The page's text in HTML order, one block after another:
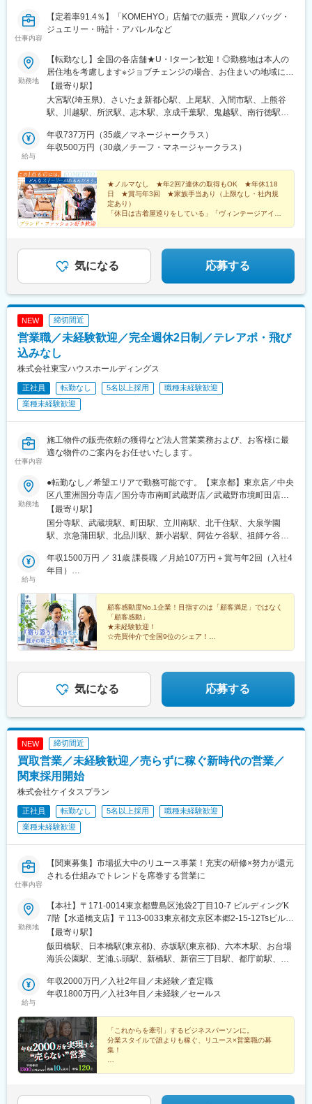
駅、大神宮下駅、勝田台駅、本八幡駅(都営線)、みなとみらい駅、
川崎駅、築地駅、小伝馬町駅、御徒町駅、荒川二丁目駅、御茶ノ
駅、都電雑司ケ谷駅、代官山駅、田町駅(東京都)、御嶽山駅、蒲田
駅、大崎駅、溜池山王駅、立川駅、府中競馬正門前駅、八王子
駅、京王多摩センター駅、東福生駅、京成関屋駅、あおば通駅、
岩村田駅、東静岡駅、第一通り駅、岩塚駅、志賀本通駅、東別院
駅、栄町駅(愛知県)、半田駅、名古屋駅、駅前駅、名鉄一宮駅、小
牧口駅、西枇杷島駅、膳所駅、三宮・花時計前駅、山陽姫路駅、
大阪城北詰駅、大雲寺前駅、高松築港駅、高知駅、西辛島町駅、
船橋駅、京成八幡駅、横浜駅、東銀座駅、神田駅(東京都)、上野御
徒町駅、三河島駅、水道橋駅、豊島園駅(西武線)、栄町駅(東京
立川南駅、府中本町駅、小田急多摩センター駅、牛浜駅、北千住
駅、五橋駅、古庄駅、新浜松駅、黄金駅(愛知県)、矢場町駅、近鉄
名古屋駅、新川駅(愛知県)、西一宮駅、京阪膳所駅、神戸三宮駅
(阪神)、姫路駅、大阪城公園駅、東中央町駅、高知橋駅、河原町駅
(熊本県)
仕事内容
【定着率91.4％】「KOMEHYO」店舗での販売・買取／バッグ・
ジュエリー・時計・アパレルなど
勤務地
【転勤なし】全国の各店舗★U・Iターン歓迎！◎勤務地は本人の
居住地を考慮します※ジョブチェンジの場合、お住まいの地域によ
っては職種が限られる場合がございます＜大型店＞■関東エリア／
東京■中部エリア／愛知■関西エリア／大阪＜買取専門店＞■関東
エリア／埼玉、千葉、東京、神奈川■中部エリア／岐阜、愛知、三
ア／沖縄【※入社後、以下のいずれかで研修を行います】名古屋本
店／名駅店／KOMEHYO SHINJUKU／KOMEHYO 梅田店★勤務
す』ページをご確認ください。★広島配属の方、沖縄の方は大阪
で研修を実施します。研修期間中は、2カ月間滞在いただけるマン
スリーマンションをご用意しています。＝＝＝＝＝＝＝＝＝＝
＝“転勤あり”も選択可能！＝＝＝＝＝＝＝＝＝＝＝ご経験やスキル
に応じて、転居を伴う転勤ありを選択することも可能。転勤可能
【最寄り駅】
大宮駅(埼玉県)、さいたま新都心駅、上尾駅、入間市駅、上熊谷
駅、川越駅、所沢駅、志木駅、京成千葉駅、鬼越駅、南行徳駅、
銀座駅、日本橋駅(東京都)、白金高輪駅、表参道駅、新橋駅、六本
木駅、麻布十番駅、新宿駅(東京メトロ)、新宿三丁目駅、新宿駅、
大森駅(東京都)、蒲田駅、田園調布駅、経堂駅、千歳烏山駅、成城
学園前駅、駒沢大学駅、二子玉川駅、渋谷駅、広尾駅、恵比寿
駅、池袋駅、立川北駅、立川駅、吉祥寺駅、仙川駅、町田駅、国
分寺駅、ひばりケ丘駅(東京都)、府中駅(東京都)、北千住駅、国際
展示場駅、町屋駅前駅、上野広小路駅、上野駅、赤羽駅、荻窪
汐入駅、たまプラーザ駅、上大岡駅、センター北駅、武蔵溝ノ口
駅、川崎駅、藤沢駅、辻堂駅、大船駅、名鉄名古屋駅、大須観音
山駅、金山駅(愛知県)、藤が丘駅(愛知県)、春田駅、八事駅、勝川
駅、尾張一宮駅、稲沢駅、安城駅、豊橋駅、杁ケ池公園駅、米野
木駅、新豊田駅、西尾駅、逢妻駅、柳生橋駅、八幡駅(愛知県)、江
南駅(愛知県)、玉野駅、自由ケ丘駅(愛知県)、緒川駅、高蔵寺駅、
東岡崎駅、小牧駅、津新町駅、近鉄四日市駅、播磨駅、大垣駅、
(南海線)、大阪難波駅、心斎橋駅、北浜駅(大阪府)、東梅田駅、南
森町駅、京橋駅(大阪府)、守口市駅、千里中央駅(北大阪急行)、茨
(阪神)、六甲道駅、摂津本山駅、川西能勢口駅、伊丹駅(福知山
線)、園田駅、京都河原町駅、京阪山科駅、大阪梅田駅(阪急線)、
島駅、県庁前駅(沖縄県)、北与野駅、本川越駅、千葉駅、本八幡駅
(総武線)、東銀座駅、三越前駅、汐留駅、乃木坂駅、鮫洲駅、西小
山駅、奥沢駅、大森海岸駅、蓮沼駅、多摩川駅、宮の坂駅、芦花
公園駅、神泉駅、代官山駅、明治神宮前駅、東池袋駅、井の頭公
園駅、府中競馬正門前駅、有明駅(東京都)、町屋駅(東京メトロ)、
上野御徒町駅、京成上野駅、赤羽岩淵駅、平沼橋駅、神奈川駅、
新高島駅、横須賀駅、桜木町駅、溝の口駅、京急川崎駅、富士見
町駅(神奈川県)、近鉄名古屋駅、矢場町駅、丸の内駅(愛知県)、栄
町駅(愛知県)、千種駅、熱田駅、栄生駅、上小田井駅、池下駅、尾
宮駅、あすなろう四日市駅、名鉄岐阜駅、なんば駅(地下鉄)、長堀
橋駅、なにわ橋駅、北新地駅、大阪天満宮駅、大阪ビジネスパー
ク駅、守口駅、千里中央駅(大阪モノレール)、宮之阪駅、高槻市
駅、神戸三宮駅(阪急・神戸高速)、山陽姫路駅、明石駅、新在家
駅、岡本駅(兵庫県)、川西池田駅、祇園四条駅、山科駅、天王寺駅
駅、栄町駅(千葉県)、宝町駅(東京都)、東京駅、茅場町駅、内幸町
駅、六本木一丁目駅、九品仏駅、都電雑司ケ谷駅、立川南駅、府
中本町駅、有明テニスの森駅、町屋駅(京成線)、御徒町駅、志茂
駅、高島町駅、馬車道駅、高津駅(神奈川県)、名古屋駅、久屋大通
駅、駅前駅、淀屋橋駅、大阪城北詰駅、旧居留地・大丸前駅、人
丸前駅、三宮駅(神戸新交通)、六甲駅、烏丸駅、四宮駅、大阪駅、
阿倍野駅(地下鉄)、銀山町駅、美栄橋駅
給与
年収737万円（35歳／マネージャークラス）
年収500万円（30歳／チーフ・マネージャークラス）
★ノルマなし ★年2回7連休の取得もOK ★年休118
日 ★賞与年3回 ★家族手当あり（上限なし・社内規
定あり）
「休日は古着屋巡りをしている」「ヴィンテージアイテ
気になる 応募する
NEW 締切間近
営業職／未経験歓迎／完全週休2日制／テレアポ・飛び
込みなし
株式会社東宝ハウスホールディングス
正社員 転勤なし 5名以上採用
職種未経験歓迎
業種未経験歓迎
仕事内容
施工物件の販売依頼の獲得など法人営業業務および、お客様に最
適な物件のご案内をお任せいたします。
勤務地
●転勤なし／希望エリアで勤務可能です。【東京都】東京店／中央
区八重洲国分寺店／国分寺市南町武蔵野店／武蔵野市境町田店／
町田市森野立川店／立川市錦町城東店／足立区千住中居町練馬店
／練馬区東大泉大田東京店／大田区南蒲田品川店／品川区北品川
新小岩店／葛飾区新小岩杉並店／杉並区阿佐谷南世田谷店／世田
県】新都心店／大宮区吉敷町浦和店／浦和区岸町川口店／川口市
飯塚【神奈川県】株式会社東宝ハウス新横浜／横浜市港北区新横
店／藤沢市鵠沼石上溝の口店／川崎市高津区溝口横浜戸塚店／横
浜市戸塚区上倉田町逗子・葉山リゾート／逗子市逗子【千葉県】
株式会社東宝ハウス柏／柏市柏4-8-14※9月3日オープン予定船橋
店／船橋市本町松戸店／松戸市本町【愛知県】株式会社東宝ハウ
ス名古屋城東／名古屋市東区矢田株式会社東宝ハウス名古屋中央
町※各社へ出向となります。
【最寄り駅】
国分寺駅、武蔵境駅、町田駅、立川南駅、北千住駅、大泉学園
駅、京急蒲田駅、北品川駅、新小岩駅、阿佐ケ谷駅、祖師ケ谷大
和駅、京成船橋駅、松戸駅、柏駅、藤沢駅、神奈川駅、武蔵溝ノ
口駅、横浜駅、戸塚駅、逗子駅、新横浜駅、ナゴヤドーム前矢田
佐ケ谷駅、王子駅前駅、日本橋駅(東京都)、北与野駅、船橋駅、石
上駅、溝の口駅、逗子・葉山駅、矢田駅(愛知県)、栄駅(愛知県)、
立川北駅、天王洲アイル駅、飛鳥山駅、三越前駅、大神宮下駅、
新高島駅、高津駅(神奈川県)、大曽根駅、栄町駅(愛知県)
給与
年収1500万円 ／ 31歳 課長職 ／月給107万円＋賞与年2回（入社4
年目）
年目）
顧客感動度No.1企業！目指すのは「顧客満足」ではなく
「顧客感動」
★未経験歓迎！
☆売買仲介で全国9位のシェア！
気になる 応募する
NEW 締切間近
買取営業／未経験歓迎／売らずに稼ぐ新時代の営業／
関東採用開始
株式会社ケイタスプラン
正社員 転勤なし 5名以上採用
職種未経験歓迎
業種未経験歓迎
仕事内容
【関東募集】市場拡大中のリユース事業！充実の研修×努力が還元
される仕組みでトレンドを席巻する営業に
勤務地
【本社】〒171-0014東京都豊島区池袋2丁目10-7 ビルディングK
7階【水道橋支店】〒113-0033東京都文京区本郷2-15-12Tsビル
【宇都宮支店】〒321-0953栃木県宇都宮市東宿郷5丁目1-16 ルー
セントビル2階【大阪支社】〒541-0048大阪大阪市中央区瓦町3-
2-7グリーンビル4F【その他関連勤務地】・関東圏内（千葉県、埼
都府、奈良県、滋賀県、和歌山県など）※転勤はございません。※
希望を100％考慮いたします。
【最寄り駅】
飯田橋駅、日本橋駅(東京都)、赤坂駅(東京都)、六本木駅、お台場
海浜公園駅、芝浦ふ頭駅、新橋駅、新宿三丁目駅、都庁前駅、高
上駅、錦糸町駅、青海駅(東京都)、豊洲駅、有明駅(東京都)、亀戸
駅、木場駅(東京都)、天王洲アイル駅、立会川駅、大崎広小路駅、
駅、経堂駅、渋谷駅、明治神宮前駅、原宿駅、恵比寿駅、中野駅
(東京都)、荻窪駅、池袋駅、向原駅(東京都)、都電雑司ケ谷駅、赤
羽駅、南千住駅、東武練馬駅、光が丘駅、北千住駅、亀有駅、西
葛西駅、吉祥寺駅、井の頭公園駅、三鷹駅、府中競馬正門前駅、
調布駅、町田駅、南町田グランベリーパーク駅、豊田駅、国分寺
摩センター駅、京王よみうりランド駅、武蔵引田駅、新高島駅、
給与
年収2000万円／入社2年目／未経験／査定職
年収1800万円／入社3年目／未経験／セールス
「これからを牽引」するビジネスパーソンに。
分業スタイルで誰よりも稼ぐ、リユース×営業職の募
集！
＃月平均残業10h以下